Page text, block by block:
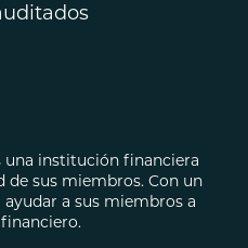
una institución financiera
de sus miembros. Con un
a sus miembros a